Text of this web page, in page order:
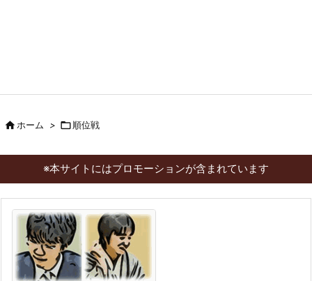
ホーム > 順位戦
※本サイトにはプロモーションが含まれています